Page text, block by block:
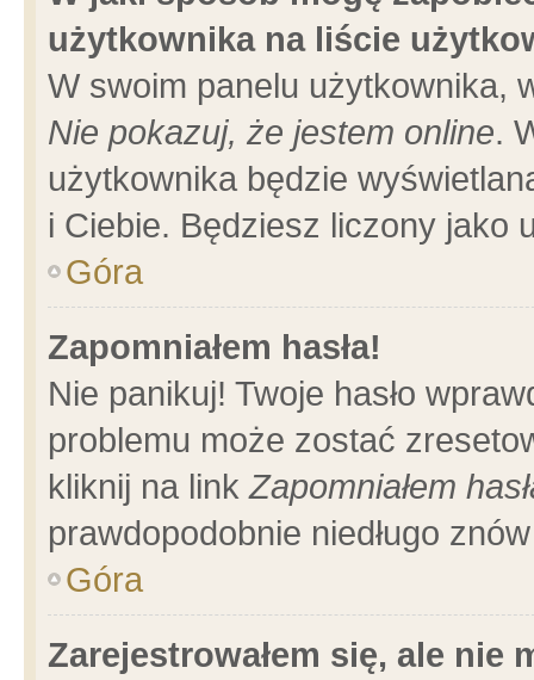
użytkownika na liście
W swoim panelu użytkownika,
Nie pokazuj, że jestem online.
użytkownika będzie
i Ciebie. Będziesz liczony jako
Góra
Zapomniałem hasła!
Nie panikuj! Twoje hasło
problemu może zostać
kliknij na linkZapomniałem
prawdopodobnie niedługo
Góra
Zarejestrowałem się, ale nie